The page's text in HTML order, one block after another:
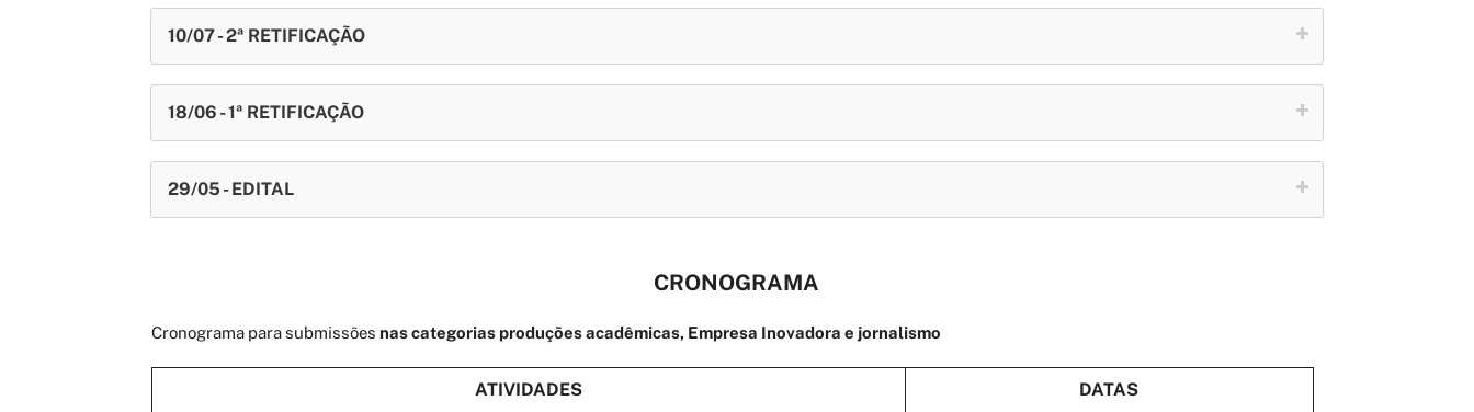
10/07 - 2ª RETIFICAÇÃO
18/06 - 1ª RETIFICAÇÃO
29/05 - EDITAL
CRONOGRAMA
Cronograma para submissões nas categorias produções acadêmicas, Empresa Inovadora e jornalismo
ATIVIDADES DATAS